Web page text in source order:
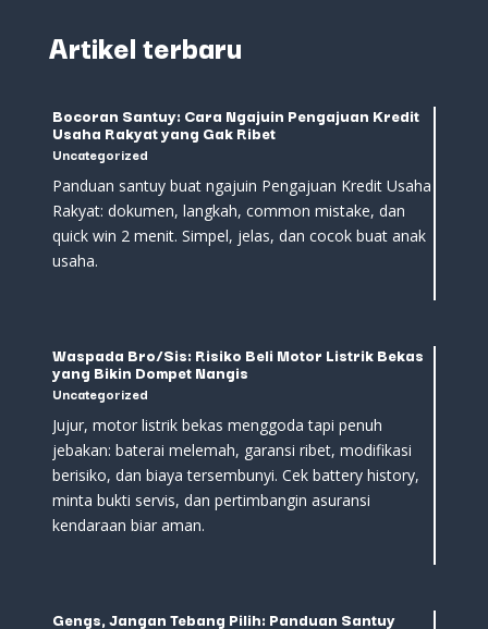
Artikel terbaru
Bocoran Santuy: Cara Ngajuin Pengajuan Kredit
Usaha Rakyat yang Gak Ribet
Uncategorized
Panduan santuy buat ngajuin Pengajuan Kredit Usaha
Rakyat: dokumen, langkah, common mistake, dan
quick win 2 menit. Simpel, jelas, dan cocok buat anak
usaha.
Waspada Bro/Sis: Risiko Beli Motor Listrik Bekas
yang Bikin Dompet Nangis
Uncategorized
Jujur, motor listrik bekas menggoda tapi penuh
jebakan: baterai melemah, garansi ribet, modifikasi
berisiko, dan biaya tersembunyi. Cek battery history,
minta bukti servis, dan pertimbangin asuransi
kendaraan biar aman.
Gengs, Jangan Tebang Pilih: Panduan Santuy